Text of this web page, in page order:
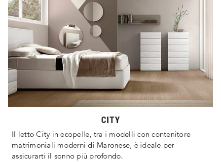
CITY
Il letto City in ecopelle, tra i modelli con contenitore
matrimoniali moderni di Maronese, è ideale per
assicurarti il sonno più profondo.